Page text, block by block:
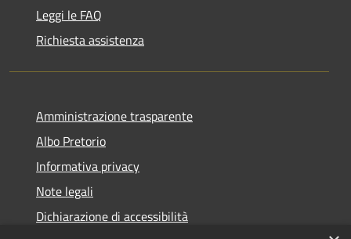
Leggi le FAQ
Richiesta assistenza
Amministrazione trasparente
Albo Pretorio
Informativa privacy
Note legali
Dichiarazione di accessibilità